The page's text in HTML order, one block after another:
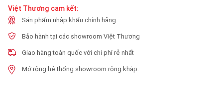
Việt Thương cam kết:
Sản phẩm nhập khẩu chính hãng
Bảo hành tại các showroom Việt Thương
Giao hàng toàn quốc với chi phí rẻ nhất
Mở rộng hệ thống showroom rộng khắp.